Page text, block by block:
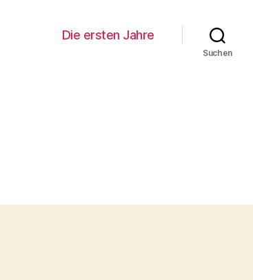
Die ersten Jahre
Suchen